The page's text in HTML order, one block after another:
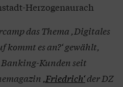
Herzogenaurach
das Thema ,Digitales
es an?‘ gewählt,
Kunden seit
‚Friedrich‘der DZ